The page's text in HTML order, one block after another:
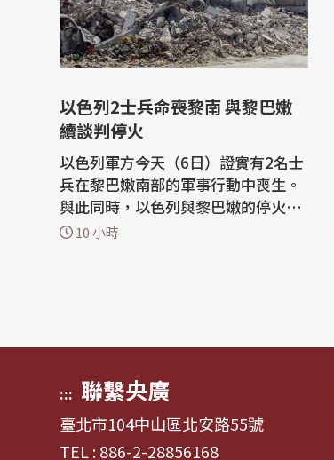
以色列2士兵命喪黎南 與黎巴嫩
續談判停火
以色列軍方今天（6日）證實有2名士
兵在黎巴嫩南部的軍事行動中喪生。
與此同時，以色列與黎巴嫩的停火談
判也在美國居中斡旋下，持續在羅馬
10 小時
::: 聯繫央廣
臺北市104中山區北安路55號
TEL : 886-2-28856168